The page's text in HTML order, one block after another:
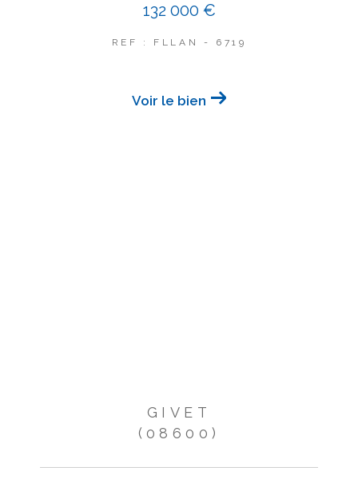
132 000 €
REF : FLLAN - 6719
Voir le bien
GIVET
(08600)